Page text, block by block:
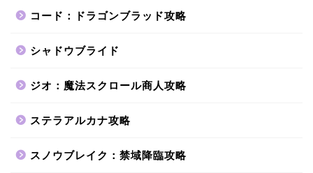
コード：ドラゴンブラッド攻略
シャドウブライド
ジオ：魔法スクロール商人攻略
ステラアルカナ攻略
スノウブレイク：禁域降臨攻略